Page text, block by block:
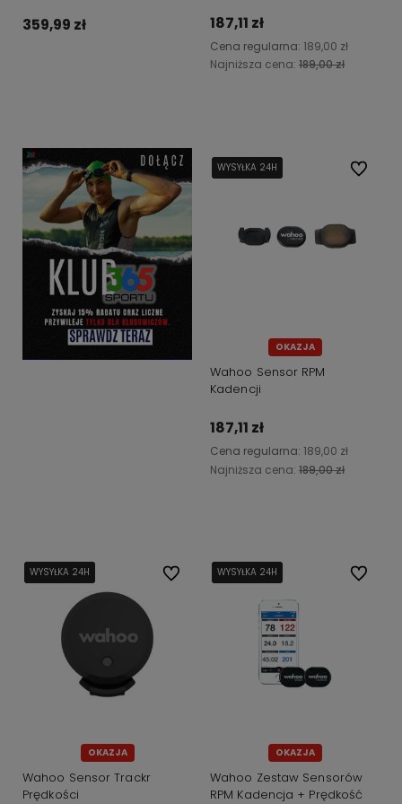
359,99 zł 187,11 zł
Cena regularna: 189,00 zł
Najniższa cena: 189,00 zł
OKAZJA
WYSYŁKA 24H
WYSYŁKA 24H
WYSYŁKA 24H
Wahoo Sensor RPM
Kadencji
187,11 zł
Cena regularna: 189,00 zł
Najniższa cena: 189,00 zł
Do
OKAZJA
WYSYŁKA 24H
WYSYŁKA 24H
WYSYŁKA 24H
Wahoo Sensor Trackr
Prędkości
Do ulubionych
OKAZJA
WYSYŁKA 24H
WYSYŁKA 24H
WYSYŁKA 24H
Wahoo Zestaw Sensorów
RPM Kadencja + Prędkość
Do